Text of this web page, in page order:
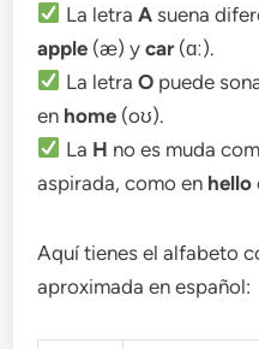
La letra Asuena
apple (æ) ycar(ɑː).
La letra Opuede
en home (oʊ).
La H no es muda
aspirada, como en hello
Aquí tienes el alfabeto
aproximada en español: